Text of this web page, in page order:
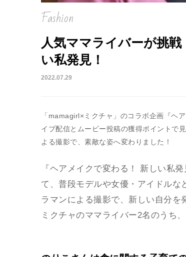
Fashion
人気ママライバーが挑
い私発見！
2022.07.29
「mamagirl×ミクチャ」のコラボ企画『ヘ
イブ配信とムービー投稿の獲得ポイントで
よる撮影で、素敵な姿へ変わりました！
『ヘアメイクで変わる！ 新しい私
て、普段モデルや女優・アイドルな
ラマンによる撮影で、新しい自分
ミクチャのママライバー2名のうち